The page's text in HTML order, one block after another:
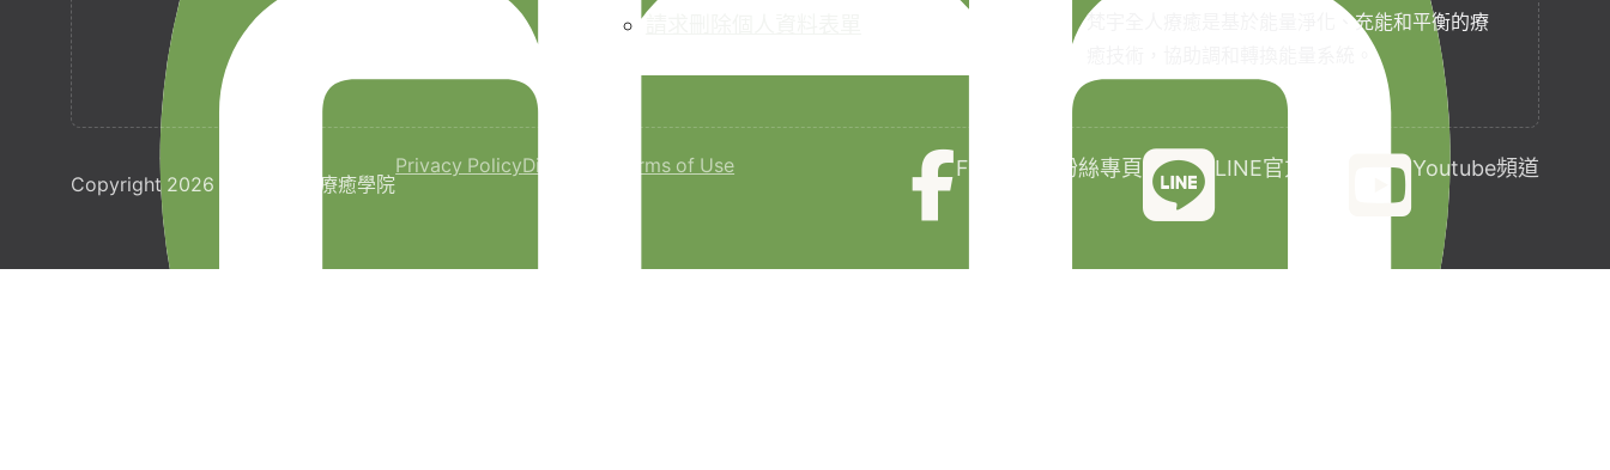
梵宇全人療癒是基於能量淨化、充能和平衡的療
Copyright 2026 © 梵宇全人療癒學院
Privacy PolicyDisclaimer Terms of Use Facebook粉絲專頁 LINE官方帳號 Youtube頻道